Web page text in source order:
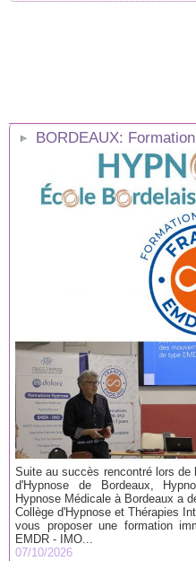
BORDEAUX:
Suite au succès rencontré lors de
d'Hypnose de Bordeaux,
Hypnose Médicale à Bordeaux a
Collège d'Hypnose et Thérapies
vous proposer une formation
EMDR - IMO...
07/10/2026